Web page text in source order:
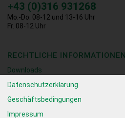
+43 (0)316 931268
Mo.-Do. 08-12 und 13-16 Uhr
Fr. 08-12 Uhr
RECHTLICHE INFORMATIONEN
Downloads
Datenschutzerklärung
Geschäftsbedingungen
Impressum